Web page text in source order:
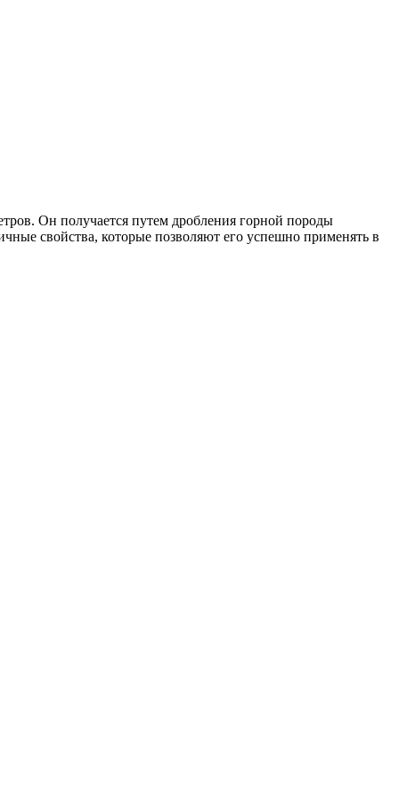
Он получается путем дробления горной породы
свойства, которые позволяют его успешно применять в